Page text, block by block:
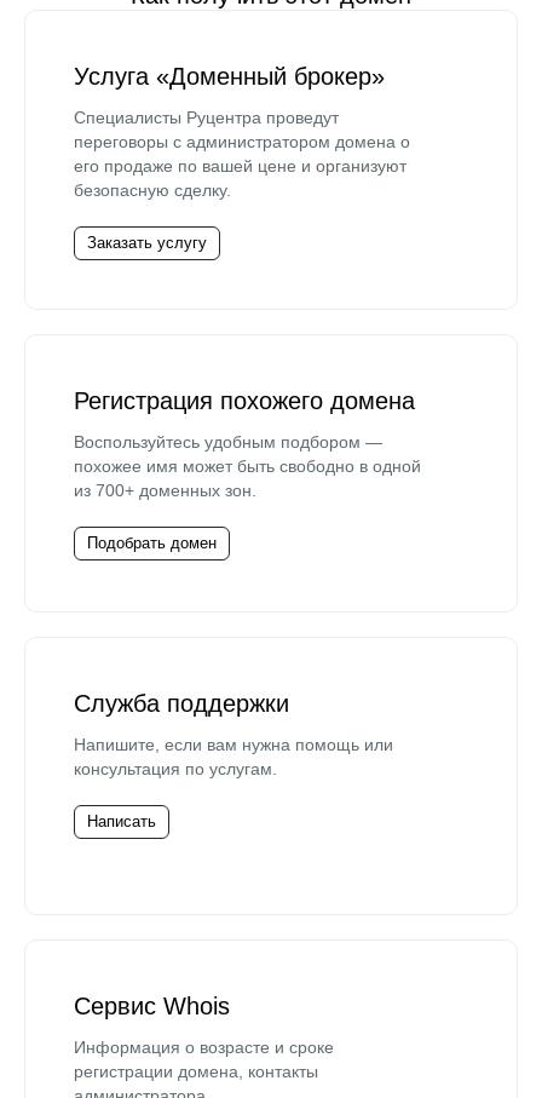
Услуга «Доменный брокер»
Специалисты Руцентра проведут
переговоры с администратором домена о
его продаже по вашей цене и организуют
безопасную сделку.
Заказать услугу
Регистрация похожего домена
Воспользуйтесь удобным подбором —
похожее имя может быть свободно в одной
из 700+ доменных зон.
Подобрать домен
Служба поддержки
Напишите, если вам нужна помощь или
консультация по услугам.
Написать
Сервис Whois
Информация о возрасте и сроке
регистрации домена, контакты